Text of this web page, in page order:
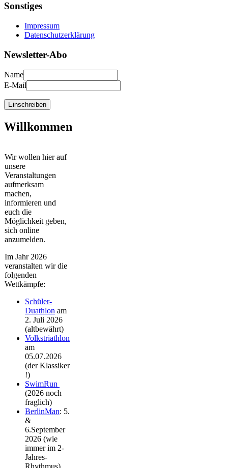
Sonstiges
Impressum
Datenschutzerklärung
Newsletter-Abo
Name
E-Mail
Willkommen
Wir wollen hier auf
unsere
Veranstaltungen
aufmerksam
machen,
informieren und
euch die
Möglichkeit geben,
sich online
anzumelden.
Im Jahr 2026
veranstalten wir die
folgenden
Wettkämpfe:
Schüler-
Duathlon am
2. Juli 2026
(altbewährt)
Volkstriathlon
am
05.07.2026
(der Klassiker
!)
SwimRun
(2026 noch
fraglich)
BerlinMan: 5.
&
6.September
2026 (wie
immer im 2-
Jahres-